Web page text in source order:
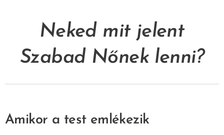
Neked mit jelent
Szabad Nőnek lenni?
Amikor a test emlékezik